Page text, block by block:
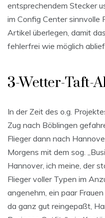
entsprechendem Stecker
im Config Center sinnvolle
Artikel überlegen, damit
fehlerfrei wie möglich
3-Wetter-Taft-
In der Zeit des o.g.
Zug nach Böblingen
Flieger dann nach
Morgens mit dem sog.
Hannover, ich meine, der
Flieger voller Typen im
angenehm, ein paar
da ganz gut reingepaßt,